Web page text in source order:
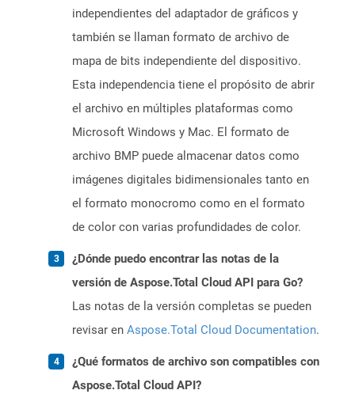
independientes del adaptador de gráficos y
también se llaman formato de archivo de
mapa de bits independiente del dispositivo.
Esta independencia tiene el propósito de abrir
el archivo en múltiples plataformas como
Microsoft Windows y Mac. El formato de
archivo BMP puede almacenar datos como
imágenes digitales bidimensionales tanto en
el formato monocromo como en el formato
de color con varias profundidades de color.
¿Dónde puedo encontrar las notas de la
versión de Aspose.Total Cloud API para Go?
Las notas de la versión completas se pueden
revisar en Aspose.Total Cloud Documentation.
¿Qué formatos de archivo son compatibles con
Aspose.Total Cloud API?